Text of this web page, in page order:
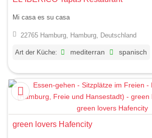
Mi casa es su casa
22765 Hamburg, Hamburg, Deutschland
Art der Küche: mediterran spanisch
green lovers Hafencity